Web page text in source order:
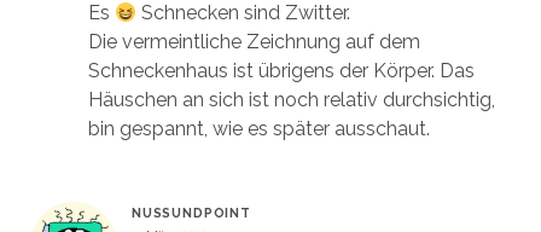
Es
Schnecken sind Zwitter.
Die vermeintliche Zeichnung auf dem
Schneckenhaus ist übrigens der Körper. Das
Häuschen an sich ist noch relativ durchsichtig,
bin gespannt, wie es später ausschaut.
NUSSUNDPOINT